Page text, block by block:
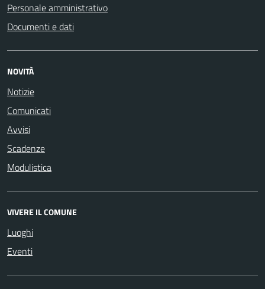
Personale amministrativo
Documenti e dati
NOVITÀ
Notizie
Comunicati
Avvisi
Scadenze
Modulistica
VIVERE IL COMUNE
Luoghi
Eventi